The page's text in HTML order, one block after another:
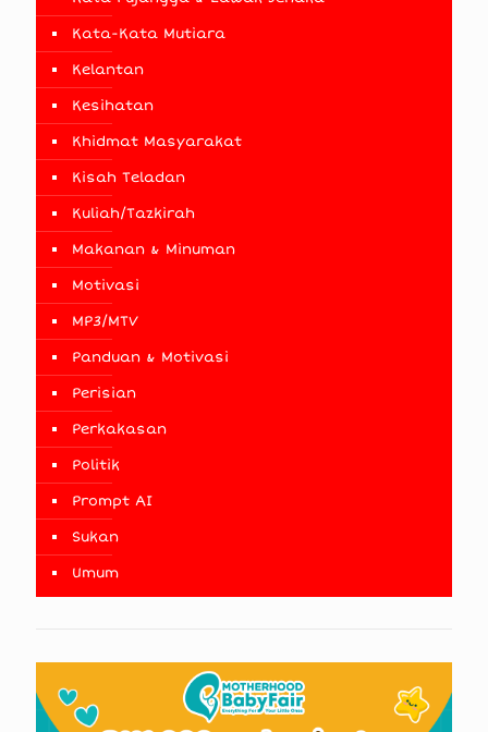
Kata-Kata Mutiara
Kelantan
Kesihatan
Khidmat Masyarakat
Kisah Teladan
Kuliah/Tazkirah
Makanan & Minuman
Motivasi
MP3/MTV
Panduan & Motivasi
Perisian
Perkakasan
Politik
Prompt AI
Sukan
Umum